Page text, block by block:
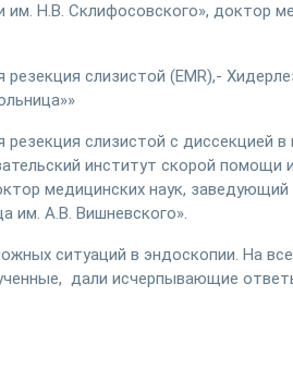
Н.В. Склифосовского», доктор
слизистой (ЕМR),-
слизистой с диссекцией в
институт скорой помощи
медицинских наук, заведующий
им. А.В. Вишневского».
ситуаций в эндоскопии. На
дали исчерпывающие